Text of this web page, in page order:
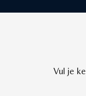
Vul je